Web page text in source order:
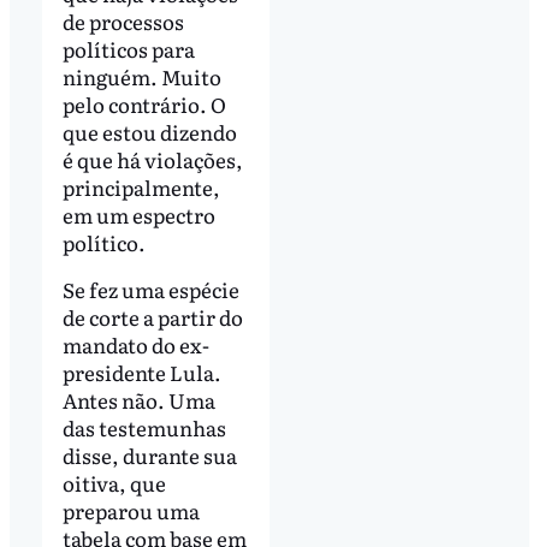
de processos
políticos para
ninguém. Muito
pelo contrário. O
que estou dizendo
é que há violações,
principalmente,
em um espectro
político.
Se fez uma espécie
de corte a partir do
mandato do ex-
presidente Lula.
Antes não. Uma
das testemunhas
disse, durante sua
oitiva, que
preparou uma
tabela com base em